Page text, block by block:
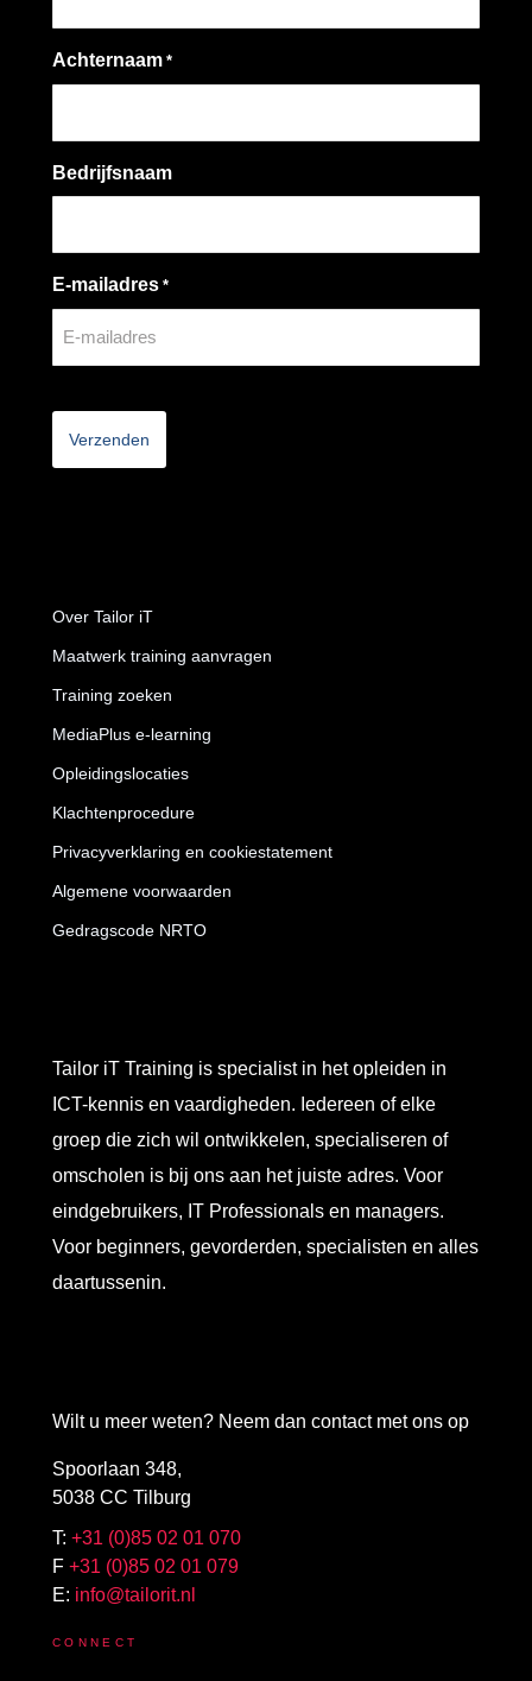
Wilt u meer weten? Neem dan contact met ons op
Spoorlaan 348,
5038 CC Tilburg
T: +31 (0)85 02 01 070
F +31 (0)85 02 01 079
E: info@tailorit.nl
CONNECT
Tailor iT Training is specialist in het opleiden in
ICT-kennis en vaardigheden. Iedereen of elke
groep die zich wil ontwikkelen, specialiseren of
omscholen is bij ons aan het juiste adres. Voor
eindgebruikers, IT Professionals en managers.
Voor beginners, gevorderden, specialisten en alles
daartussenin.
Over Tailor iT
Maatwerk training aanvragen
Training zoeken
MediaPlus e-learning
Opleidingslocaties
Klachtenprocedure
Privacyverklaring en cookiestatement
Algemene voorwaarden
Gedragscode NRTO
Achternaam *
Bedrijfsnaam
E-mailadres *